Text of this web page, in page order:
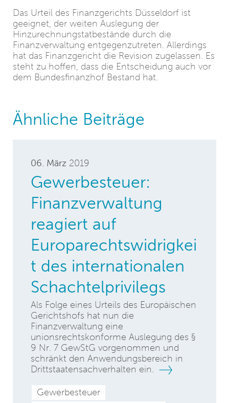
Das Urteil des Finanzgerichts Düsseldorf ist
geeignet, der weiten Auslegung der
Hinzurechnungstatbestände durch die
Finanzverwaltung entgegenzutreten. Allerdings
hat das Finanzgericht die Revision zugelassen. Es
steht zu hoffen, dass die Entscheidung auch vor
dem Bundesfinanzhof Bestand hat.
Ähnliche Beiträge
06. März 2019
Gewerbesteuer:
Finanzverwaltung
reagiert auf
Europarechtswidrigkei
t des internationalen
Schachtelprivilegs
Als Folge eines Urteils des Europäischen
Gerichtshofs hat nun die
Finanzverwaltung eine
unionsrechtskonforme Auslegung des §
9 Nr. 7 GewStG vorgenommen und
schränkt den Anwendungsbereich in
Drittstaatensachverhalten ein.
Gewerbesteuer